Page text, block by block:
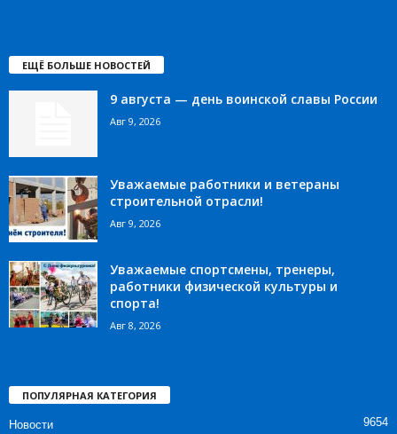
ЕЩЁ БОЛЬШЕ НОВОСТЕЙ
9 августа — день воинской славы России
Авг 9, 2026
Уважаемые работники и ветераны
строительной отрасли!
Авг 9, 2026
Уважаемые спортсмены, тренеры,
работники физической культуры и
спорта!
Авг 8, 2026
ПОПУЛЯРНАЯ КАТЕГОРИЯ
Новости 9654